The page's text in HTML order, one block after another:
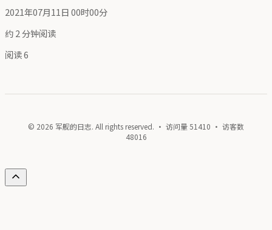
2021年07月11日 00时00分
约 2 分钟阅读
阅读6
© 2026 军舰的日志. All rights reserved. · 访问量51410 · 访客数
48016